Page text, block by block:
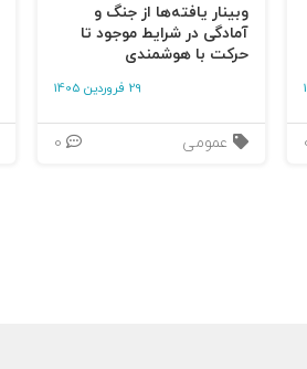
وبینار یافته‌ها از جنگ و
آمادگی در شرایط موجود تا
حرکت با هوشمندی
29 فروردین 1405
عمومی